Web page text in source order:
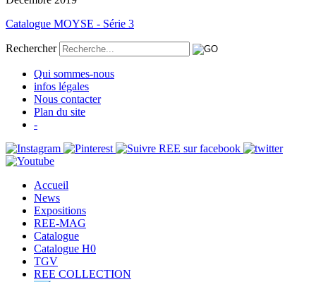
Catalogue MOYSE - Série 3
Rechercher
Qui sommes-nous
infos légales
Nous contacter
Plan du site
-
Accueil
News
Expositions
REE-MAG
Catalogue
Catalogue H0
TGV
REE COLLECTION